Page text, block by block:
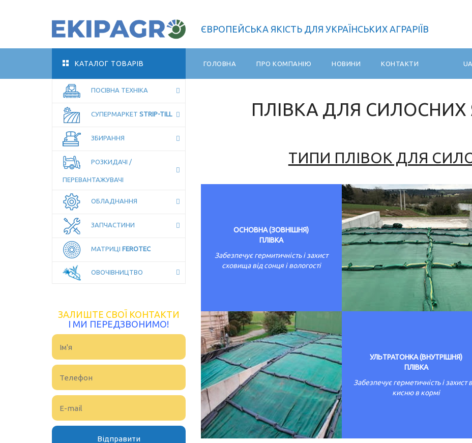
ЄВРОПЕЙСЬКА ЯКІСТЬ ДЛЯ УКРАЇНСЬКИХ АГРАРІЇВ
КАТАЛОГ ТОВАРІВ
ПОСІВНА ТЕХНІКА
СУПЕРМАРКЕТ STRIP-TILL
ЗБИРАННЯ
РОЗКИДАЧІ /
ПЕРЕВАНТАЖУВАЧІ
ОБЛАДНАННЯ
ЗАПЧАСТИНИ
МАТРИЦІ FEROTEC
ОВОЧІВНИЦТВО
ГОЛОВНА ПРО КОМПАНІЮ НОВИНИ КОНТАКТИ UA
ЗАЛИШТЕ СВОЇ КОНТАКТИ
І МИ ПЕРЕДЗВОНИМО!
ПЛІВКА ДЛЯ СИЛОСНИХ
ТИПИ ПЛІВОК ДЛЯ
ОСНОВНА (ЗОВНІШНЯ)
ПЛІВКА
Забезпечує гермитичність і захист
сховища від сонця і вологості
УЛЬТРАТОНКА (ВНУТРІШНЯ)
ПЛІВКА
Забезпечує герметичність і захист
кисню в кормі